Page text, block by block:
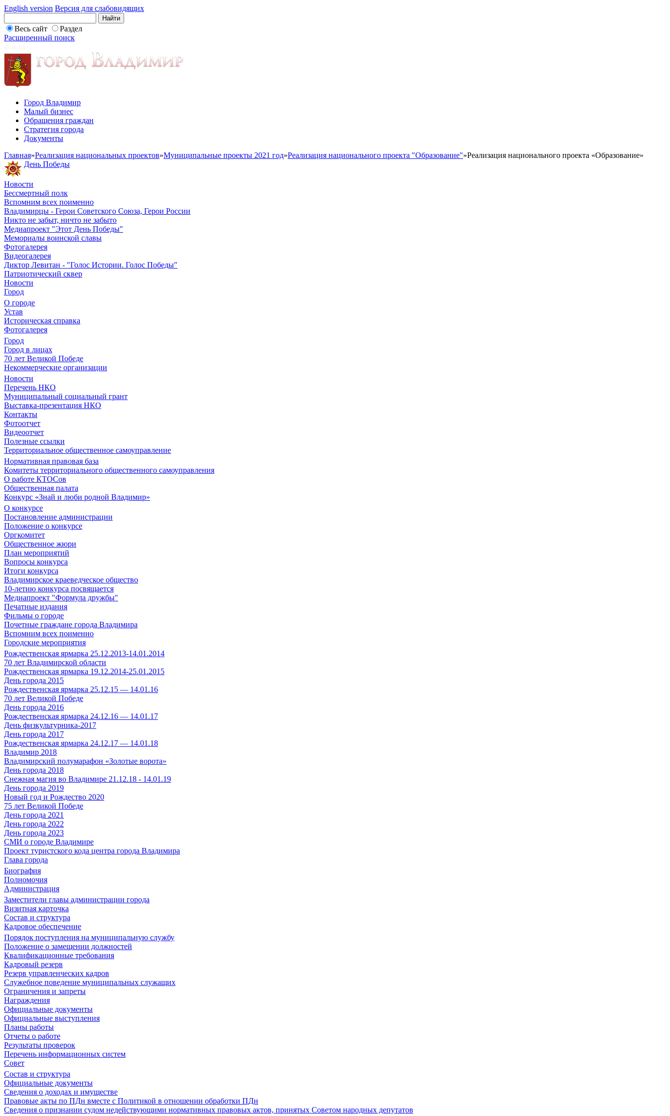
English version Версия для слабовидящих
Весь сайт
Раздел
Расширенный поиск
Город Владимир
Малый бизнес
Обращения граждан
Стратегия города
Документы
Главная»Реализация национальных проектов»Муниципальные проекты 2021 год»Реализация национального проекта "Образование"»Реализация национального проекта «Образование»
День Победы
Новости
Бессмертный полк
Вспомним всех поименно
Владимирцы - Герои Советского Союза, Герои России
Никто не забыт, ничто не забыто
Медиапроект "Этот День Победы"
Мемориалы воинской славы
Фотогалерея
Видеогалерея
Диктор Левитан - "Голос Истории. Голос Победы"
Патриотический сквер
Новости
Город
О городе
Устав
Историческая справка
Фотогалерея
Город
Город в лицах
70 лет Великой Победе
Некоммерческие организации
Новости
Перечень НКО
Муниципальный социальный грант
Выставка-презентация НКО
Контакты
Фотоотчет
Видеоотчет
Полезные ссылки
Территориальное общественное самоуправление
Нормативная правовая база
Комитеты территориального общественного самоуправления
О работе КТОСов
Общественная палата
Конкурс «Знай и люби родной Владимир»
О конкурсе
Постановление администрации
Положение о конкурсе
Оргкомитет
Общественное жюри
План мероприятий
Вопросы конкурса
Итоги конкурса
Владимирское краеведческое общество
10-летию конкурса посвящается
Медиапроект "Формула дружбы"
Печатные издания
Фильмы о городе
Почетные граждане города Владимира
Вспомним всех поименно
Городские мероприятия
Рождественская ярмарка 25.12.2013-14.01.2014
70 лет Владимирской области
Рождественская ярмарка 19.12.2014-25.01.2015
День города 2015
Рождественская ярмарка 25.12.15 — 14.01.16
70 лет Великой Победе
День города 2016
Рождественская ярмарка 24.12.16 — 14.01.17
День физкультурника-2017
День города 2017
Рождественская ярмарка 24.12.17 — 14.01.18
Владимир 2018
Владимирский полумарафон «Золотые ворота»
День города 2018
Снежная магия во Владимире 21.12.18 - 14.01.19
День города 2019
Новый год и Рождество 2020
75 лет Великой Победе
День города 2021
День города 2022
День города 2023
СМИ о городе Владимире
Проект туристского кода центра города Владимира
Глава города
Биография
Полномочия
Администрация
Заместители главы администрации города
Визитная карточка
Состав и структура
Кадровое обеспечение
Порядок поступления на муниципальную службу
Положение о замещении должностей
Квалификационные требования
Кадровый резерв
Резерв управленческих кадров
Служебное поведение муниципальных служащих
Ограничения и запреты
Награждения
Официальные документы
Официальные выступления
Планы работы
Отчеты о работе
Результаты проверок
Перечень информационных систем
Совет
Состав и структура
Официальные документы
Сведения о доходах и имуществе
Правовые акты по ПДн вместе с Политикой в отношении обработки ПДн
Сведения о признании судом недействующими нормативных правовых актов, принятых Советом народных депутатов